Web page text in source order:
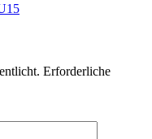
Erforderliche